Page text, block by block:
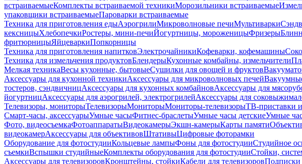
встраиваемыеКомплекты встраиваемой техникиМорозильники встраиваемые
упаковщики встраиваемыеПароварки встраиваемые
Техника для приготовления едыАэрогрилиМикроволновые печиМультиварки
кексницыХлебопечкиРостеры, мини-печиЙогуртницы, мороженицыФризеры
фритюрницыЯйцеваркиПопкорницы
Техника для приготовления напитковЭлектрочайникиКофеварки, кофемашины
Техника для измельчения продуктовБлендерыКухонные комбайны, измельчители
Мелкая техникаВесы кухонные, бытовыеСушилки для овощей и фруктов
Аксессуары для кухонной техникиАксессуары для микроволновых печей
тостеров, сэндвичницАксессуары для кухонных комбайновАксессуары для
йогуртницАксессуары для аэрогрилей, электрогрилейАксессуары для
Телевизоры, мониторыТелевизорыМониторыМониторы-телевизорыТВ-приставки
Смарт-часы, аксессуарыУмные часыФитнес-браслетыУмные часы детскиеУмные
Фото, видеосъемкаФотоаппаратыВидеокамерыЭкшн-камерыКарты памяти
видеокамерАксессуары для объективовШтативыЦифровые фоторамки
Оборудование для фотостудииКольцевые лампыФоны для фотостудииСтудийное
съемкиВспышки студийныеКомплекты оборудования для фотостудииСтойки,
Аксессуары для телевизоровКронштейны, стойкиКабели для телевизоровПодписки